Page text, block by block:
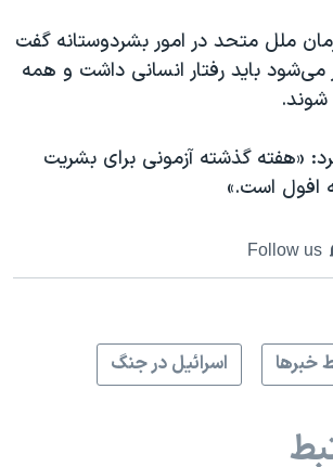
ملل متحد در امور بشردوستانه گفت
باید رفتار انسانی داشت و همه
شوند.
«هفته گذشته آزمونی برای بشریت
افول است.»
Follow us
خبرها اسرائیل در جنگ